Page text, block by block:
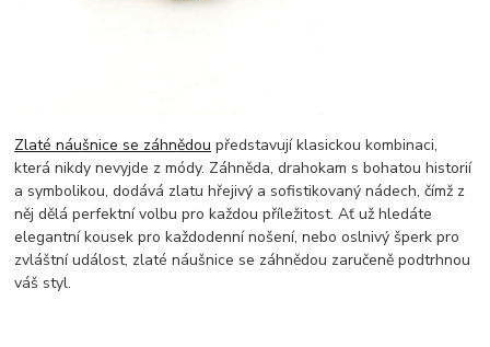
Zlaté náušnice se záhnědou představují klasickou kombinaci,
která nikdy nevyjde z módy. Záhněda, drahokam s bohatou historií
a symbolikou, dodává zlatu hřejivý a sofistikovaný nádech, čímž z
něj dělá perfektní volbu pro každou příležitost. Ať už hledáte
elegantní kousek pro každodenní nošení, nebo oslnivý šperk pro
zvláštní událost, zlaté náušnice se záhnědou zaručeně podtrhnou
váš styl.